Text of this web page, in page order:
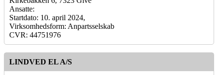
Ansatte:
Startdato: 10. april 2024,
Virksomhedsform: Anpartsselskab
CVR: 44751976
LINDVED EL A/S